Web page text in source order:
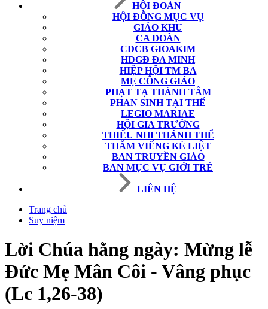
HỘI ĐOÀN
HỘI ĐỒNG MỤC VỤ
GIÁO KHU
CA ĐOÀN
CĐCB GIOAKIM
HDGĐ ĐA MINH
HIỆP HỘI TM BA
MẸ CÔNG GIÁO
PHẠT TẠ THÁNH TÂM
PHAN SINH TẠI THẾ
LEGIO MARIAE
HỘI GIA TRƯỞNG
THIẾU NHI THÁNH THỂ
THĂM VIẾNG KẺ LIỆT
BAN TRUYỀN GIÁO
BAN MỤC VỤ GIỚI TRẺ
LIÊN HỆ
Trang chủ
Suy niệm
Lời Chúa hằng ngày: Mừng lễ
Đức Mẹ Mân Côi - Vâng phục
(Lc 1,26-38)